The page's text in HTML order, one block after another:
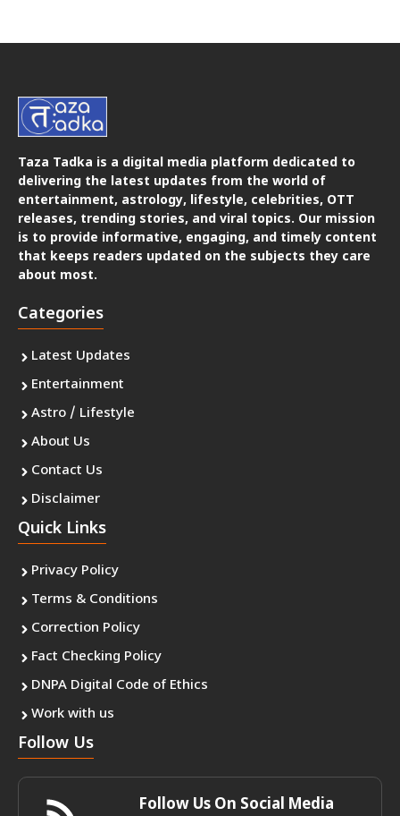
Taza Tadka is a digital media platform dedicated to
delivering the latest updates from the world of
entertainment, astrology, lifestyle, celebrities, OTT
releases, trending stories, and viral topics. Our mission
is to provide informative, engaging, and timely content
that keeps readers updated on the subjects they care
about most.
Categories
Latest Updates
Entertainment
Astro / Lifestyle
About Us
Contact Us
Disclaimer
Quick Links
Privacy Policy
Terms & Conditions
Correction Policy
Fact Checking Policy
DNPA Digital Code of Ethics
Work with us
Follow Us
Follow Us On Social Media